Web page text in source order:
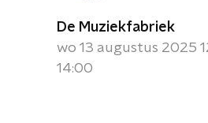
De Muziekfabriek
wo 13 augustus 2025
14:00